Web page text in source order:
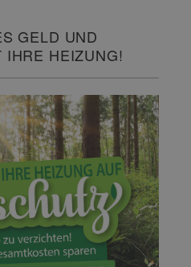
GELD UND
IHRE HEIZUNG!